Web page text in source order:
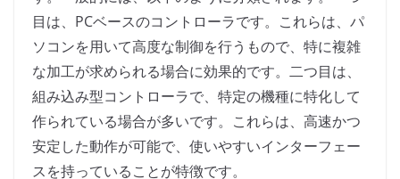
目は、PCベースのコントローラです。これらは、パ
ソコンを用いて高度な制御を行うもので、特に複雑
な加工が求められる場合に効果的です。二つ目は、
組み込み型コントローラで、特定の機種に特化して
作られている場合が多いです。これらは、高速かつ
安定した動作が可能で、使いやすいインターフェー
スを持っていることが特徴です。